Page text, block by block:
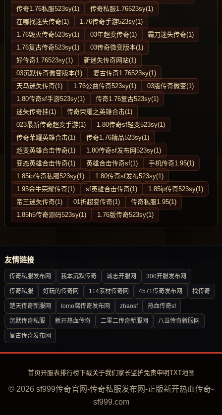
传奇1.76私服523sy(1)
传奇私服1.76523sy(1)
在哪找迷失传奇(1)
1.76传奇手游523sy(1)
1.76毁灭传奇523sy(1)
03年超变传奇(1)
霸刀迷失传奇(1)
1.76复古传奇523sy(1)
03传奇微变版本(1)
好传奇1.76523sy(1)
新迷失传奇网站(1)
03沉默传奇微变版本(1)
复古传奇1.76523sy(1)
天马迷失传奇(1)
1.76公益传奇523sy(1)
03版传奇微变(1)
1.80传奇sf手游523sy(1)
传奇1.76复古523sy(1)
迷失传奇挂(1)
传奇荣耀之英雄合击(1)
023最新传奇超变手游(1)
1.80传奇sf轻变523sy(1)
传奇荣耀英雄合击(1)
传奇1.76精品523sy(1)
超变英雄合击传奇(1)
1.80传奇sf发布网523sy(1)
变态英雄合击传奇(1)
英雄合击传奇sf(1)
手机传奇1.95(1)
1.85ip传奇私服523sy(1)
1.80传奇sf发布523sy(1)
1.95金牛荣耀传奇(1)
sf英雄合击传奇(1)
1.85ip传奇523sy(1)
帝王迷失传奇(1)
01折超变传奇(1)
传奇私服1.95(1)
1.85h5传奇源码523sy(1)
1.76版传奇523sy(1)
友情链接
传奇私服发布网 我本沉默传奇 诚志开服网 300开服发布网
传奇私服 好玩的传奇网 114素材传奇网 4571传奇发布网 找传奇
楚天传奇新服网 lomo窝传奇发布网 zhaosf 热血传奇sf
沉默传奇私服 新开热血传奇 二零二传奇新服网 八当传奇新服网
复古传奇发布网
首页开服表排行榜下载关于我们 家长监护免责申明TXT地图
© 2026 sf999传奇官网-传奇私服发布网-正版新开热血传奇-
sf999.com